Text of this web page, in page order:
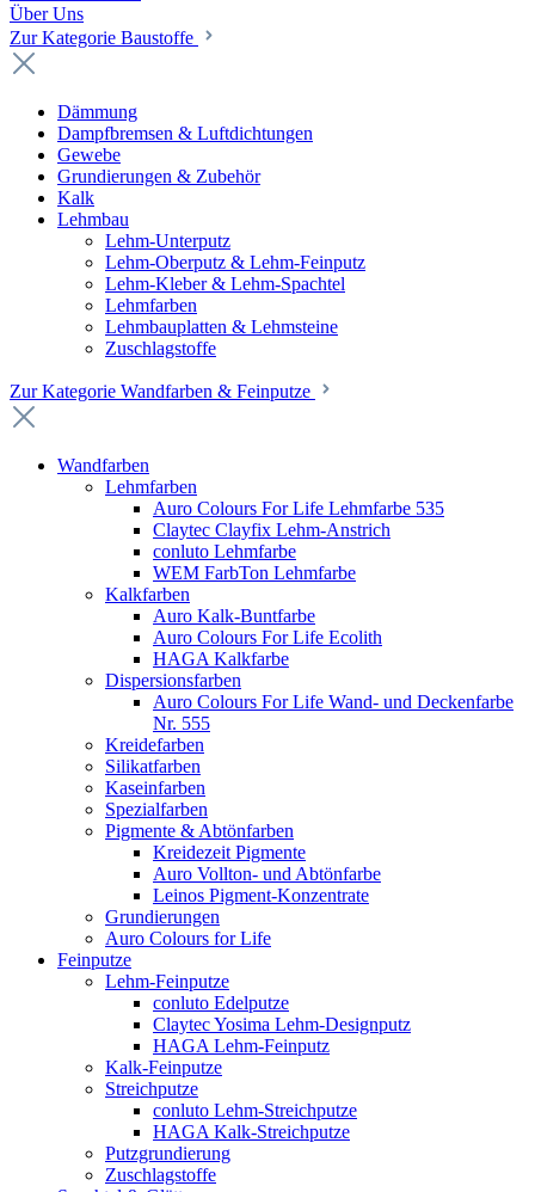
Über Uns
Zur Kategorie Baustoffe
Dämmung
Dampfbremsen & Luftdichtungen
Gewebe
Grundierungen & Zubehör
Kalk
Lehmbau
Lehm-Unterputz
Lehm-Oberputz & Lehm-Feinputz
Lehm-Kleber & Lehm-Spachtel
Lehmfarben
Lehmbauplatten & Lehmsteine
Zuschlagstoffe
Zur Kategorie Wandfarben & Feinputze
Wandfarben
Lehmfarben
Auro Colours For Life Lehmfarbe 535
Claytec Clayfix Lehm-Anstrich
conluto Lehmfarbe
WEM FarbTon Lehmfarbe
Kalkfarben
Auro Kalk-Buntfarbe
Auro Colours For Life Ecolith
HAGA Kalkfarbe
Dispersionsfarben
Auro Colours For Life Wand- und Deckenfarbe
Nr. 555
Kreidefarben
Silikatfarben
Kaseinfarben
Spezialfarben
Pigmente & Abtönfarben
Kreidezeit Pigmente
Auro Vollton- und Abtönfarbe
Leinos Pigment-Konzentrate
Grundierungen
Auro Colours for Life
Feinputze
Lehm-Feinputze
conluto Edelputze
Claytec Yosima Lehm-Designputz
HAGA Lehm-Feinputz
Kalk-Feinputze
Streichputze
conluto Lehm-Streichputze
HAGA Kalk-Streichputze
Putzgrundierung
Zuschlagstoffe